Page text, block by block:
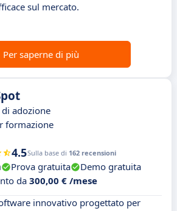
sul mercato.
Per saperne di più
adozione
formazione
4.5Sulla base di 162 recensioni
Prova gratuita
Demo gratuita
da 300,00 € /mese
innovativo progettato per